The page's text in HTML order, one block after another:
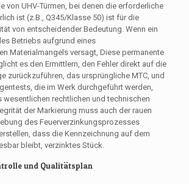
von UHV-Türmen, bei denen die erforderliche
ist (z.B., Q345/Klasse 50) ist für die
von entscheidender Bedeutung. Wenn ein
Betriebs aufgrund eines
Materialmangels versagt, Diese permanente
es den Ermittlern, den Fehler direkt auf die
zurückzuführen, das ursprüngliche MTC, und
die im Werk durchgeführt werden,
wesentlichen rechtlichen und technischen
der Markierung muss auch der rauen
des Feuerverzinkungsprozesses
dass die Kennzeichnung auf dem
bleibt, verzinktes Stück.
und Qualitätsplan